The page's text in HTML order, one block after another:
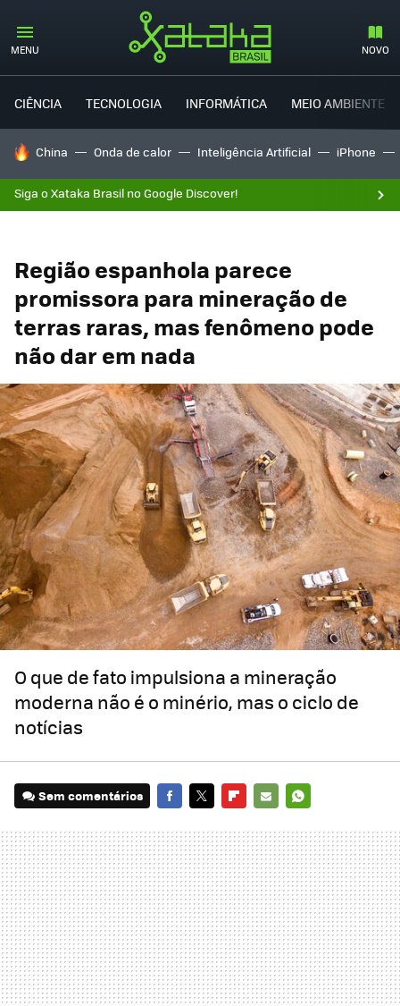
MENU NOVO
CIÊNCIA TECNOLOGIA INFORMÁTICA MEIO AMBIENTE
TENDÊNCIAS DO DIA
China Onda de calor Inteligência Artificial iPhone
Siga o Xataka Brasil no Google Discover!
Região espanhola parece
promissora para mineração de
terras raras, mas fenômeno pode
não dar em nada
O que de fato impulsiona a mineração
moderna não é o minério, mas o ciclo de
notícias
Sem comentários
MAIL